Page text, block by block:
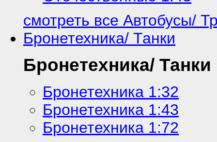
смотреть все Автобусы/
Бронетехника/ Танки
Бронетехника/ Танки
Бронетехника 1:32
Бронетехника 1:43
Бронетехника 1:72